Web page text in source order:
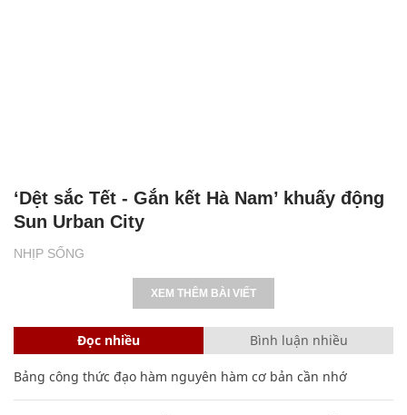
NHỊP SỐNG
‘Dệt sắc Tết - Gắn kết Hà Nam’ khuấy động
Sun Urban City
XEM THÊM BÀI VIẾT
Đọc nhiều Bình luận nhiều
Bảng công thức đạo hàm nguyên hàm cơ bản cần nhớ